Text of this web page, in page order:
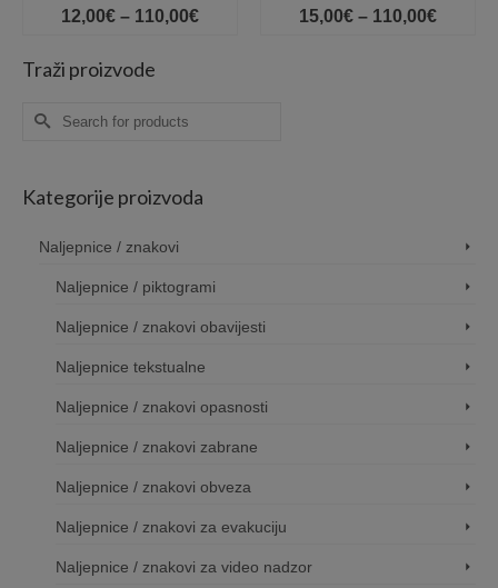
12,00€ – 110,00€Price
15,00€ – 110,00€Price
Traži proizvode
Search
Kategorije proizvoda
Naljepnice / znakovi
Naljepnice / piktogrami
Naljepnice / znakovi obavijesti
Naljepnice tekstualne
Naljepnice / znakovi opasnosti
Naljepnice / znakovi zabrane
Naljepnice / znakovi obveza
Naljepnice / znakovi za evakuciju
Naljepnice / znakovi za video nadzor